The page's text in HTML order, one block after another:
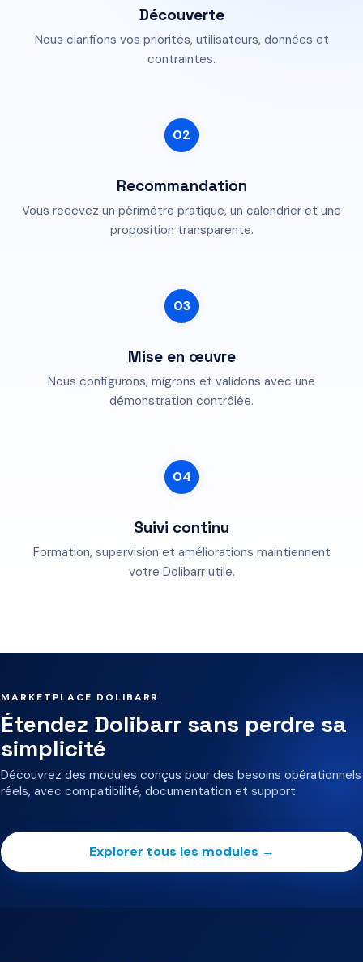
Découverte
Nous clarifions vos priorités, utilisateurs, données et
contraintes.
02
Recommandation
Vous recevez un périmètre pratique, un calendrier et une
proposition transparente.
03
Mise en œuvre
Nous configurons, migrons et validons avec une
démonstration contrôlée.
04
Suivi continu
Formation, supervision et améliorations maintiennent
votre Dolibarr utile.
MARKETPLACE DOLIBARR
Étendez Dolibarr sans perdre sa
simplicité
Découvrez des modules conçus pour des besoins opérationnels
réels, avec compatibilité, documentation et support.
Explorer tous les modules →